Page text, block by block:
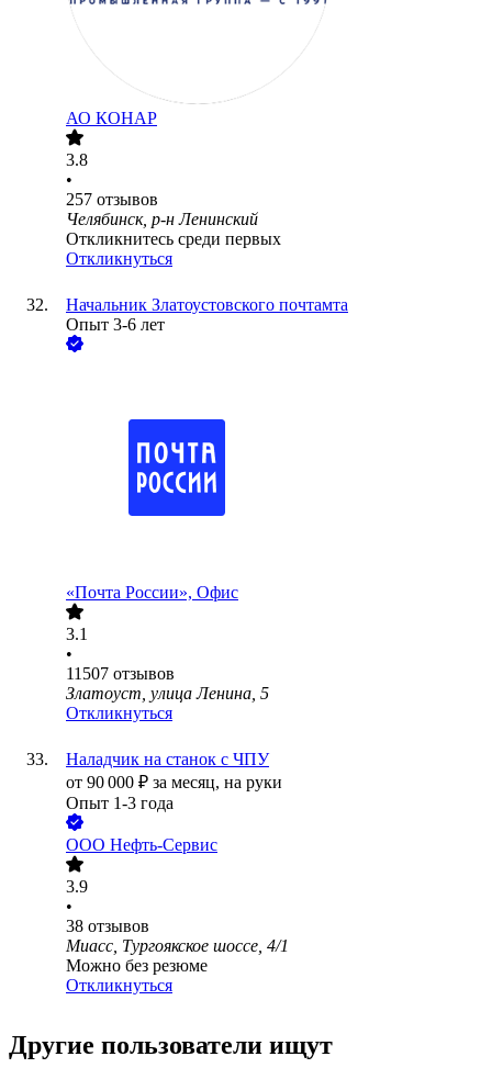
АО КОНАР
3.8
•
257 отзывов
Челябинск, р-н Ленинский
Откликнитесь среди первых
Откликнуться
Начальник Златоустовского почтамта
Опыт 3-6 лет
«Почта России», Офис
3.1
•
11507 отзывов
Златоуст, улица Ленина, 5
Откликнуться
Наладчик на станок с ЧПУ
от 90 000 ₽ за месяц, на руки
Опыт 1-3 года
ООО Нефть-Сервис
3.9
•
38 отзывов
Миасс, Тургоякское шоссе, 4/1
Можно без резюме
Откликнуться
Другие пользователи ищут